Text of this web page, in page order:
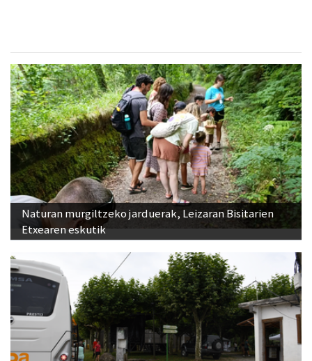
Naturan murgiltzeko jarduerak, Leizaran Bisitarien
Etxearen eskutik